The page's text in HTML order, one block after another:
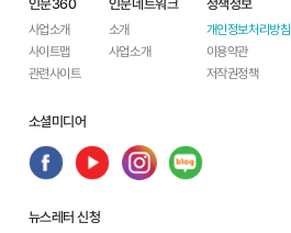
인문360
사업소개
사이트맵
관련사이트
인문네트워크
소개
사업소개
정책정보
개인정보처리방침
이용약관
저작권정책
소셜미디어
뉴스레터 신청